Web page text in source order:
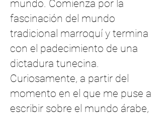
mundo. Comienza por la
fascinación del mundo
tradicional marroquí y termina
con el padecimiento de una
dictadura tunecina.
Curiosamente, a partir del
momento en el que me puse a
escribir sobre el mundo árabe,